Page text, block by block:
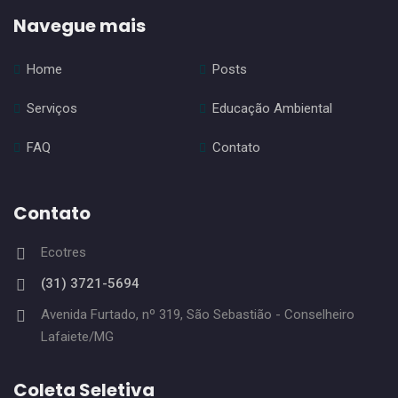
271. Pub. – Contrato n°006/2020 – Novais Consultoria em
270. Pub. – PREGÃO PRESENCIAL Nº001.2020 –
Navegue mais
Home Posts
Serviços Educação Ambiental
FAQ Contato
Contato
Ecotres
(31) 3721-5694
Avenida Furtado, nº 319, São Sebastião - Conselheiro
Lafaiete/MG
Coleta Seletiva